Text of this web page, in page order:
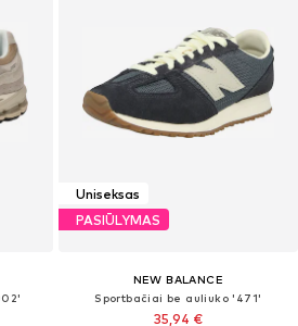
Uniseksas
PASIŪLYMAS
NEW BALANCE
Sportbačiai be auliuko '471'
35,94 €